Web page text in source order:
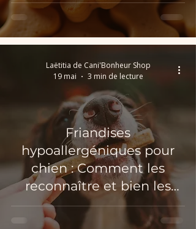
Friandises
hypoallergéniques pour
chien : Comment les
reconnaître et bien les
choisir ?
Laëtitia de Cani'Bonheur Shop
19 mai
3 min de lecture